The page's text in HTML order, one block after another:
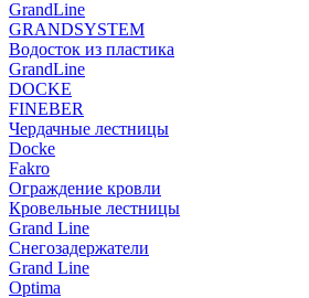
GrandLine
GRANDSYSTEM
Водосток из пластика
GrandLine
DOCKE
FINEBER
Чердачные лестницы
Docke
Fakro
Ограждение кровли
Кровельные лестницы
Grand Line
Снегозадержатели
Grand Line
Optima